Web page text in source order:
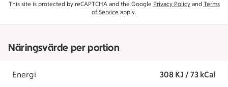
This site is protected by reCAPTCHA and the Google Privacy Policyand Terms
of Service apply.
Näringsvärde per portion
Energi 308 KJ / 73 kCal